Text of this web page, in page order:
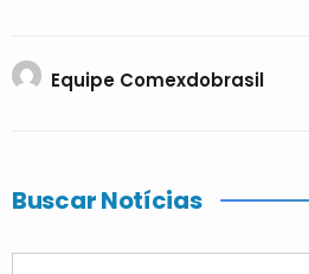
Equipe Comexdobrasil
Buscar Notícias